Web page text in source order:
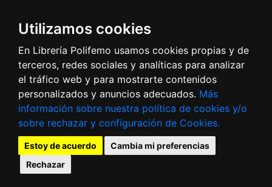
Utilizamos cookies
En Librería Polifemo usamos cookies propias y de
terceros, redes sociales y analíticas para analizar
el tráfico web y para mostrarte contenidos
personalizados y anuncios adecuados. Más
información sobre nuestra política de cookies y/o
sobre rechazar y configuración de Cookies.
Estoy de acuerdo
Cambia mi preferencias
Rechazar